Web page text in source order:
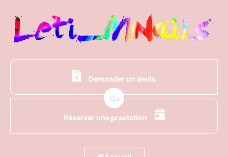
Demander un devis
Ou
Réserver une prestation